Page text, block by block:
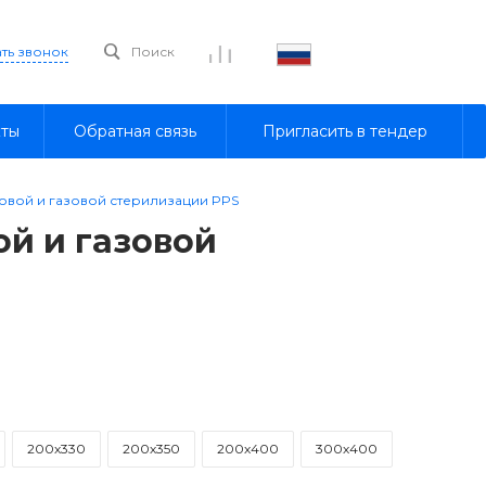
звонок Поиск
Обратная связь Пригласить в тендер
и газовой стерилизации PPS
и газовой
200х330 200х350 200х400 300х400